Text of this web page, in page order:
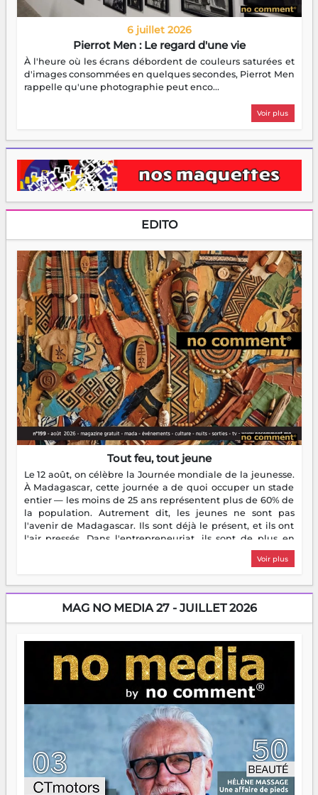
6 juillet 2026
Pierrot Men : Le regard d'une vie
À l'heure où les écrans débordent de couleurs saturées et
d'images consommées en quelques secondes, Pierrot Men
rappelle qu'une photographie peut enco...
Voir plus
EDITO
Tout feu, tout jeune
Le 12 août, on célèbre la Journée mondiale de la jeunesse.
À Madagascar, cette journée a de quoi occuper un stade
entier — les moins de 25 ans représentent plus de 60% de
la population. Autrement dit, les jeunes ne sont pas
l'avenir de Madagascar. Ils sont déjà le présent, et ils ont
l'air pressés. Dans l'entrepreneuriat, ils sont de plus en
plus nombreux à se lancer, à créer, à risquer — souvent
sans filet, souvent sans aide, mais toujours avec cette
encore meilleures. Aina Rasamoelina vient de décrocher le
Prix RFI Instrumental Afrique. Miangaly Elia rafle le Prix
jeunes qui tiennent la torche. Alors oui, on pourrait
s'arrêter là, applaudir et rentrer chez soi satisfait. Mais ce
serait passer à côté d'une chose essentielle. La fougue, ça
brûle fort — et parfois, ça brûle vite. Une flamme sans
direction peut éclairer autant qu'elle peut consumer. C'est
là que les aînés entrent en scène — pas pour reprendre le
gouvernail, mais pour montrer où sont les récifs. Les jeunes
ont la force, les vieux ont l'expérience, comme on dit. Ce
n'est pas un combat de générations — c'est une question
d'équipage. Partagez vos réussites, mais aussi vos échecs.
Surtout vos échecs, d'ailleurs — ils enseignent mieux que
n'importe quel manuel. À Madagascar, la barque avance.
Voir plus
MAG NO MEDIA 27 - JUILLET 2026